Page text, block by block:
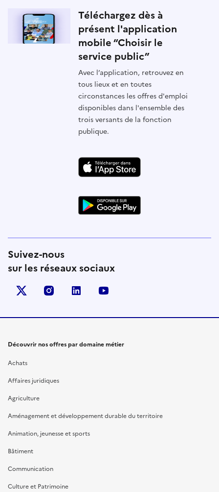
Téléchargez dès à
présent l'application
mobile “Choisir le
service public”
Avec l’application, retrouvez en
tous lieux et en toutes
circonstances les offres d'emploi
disponibles dans l'ensemble des
trois versants de la fonction
publique.
Suivez-nous
sur les réseaux sociaux
X (anciennement Twitter)
instagramlinkedin
Découvrir nos offres par domaine métier
Achats
Affaires juridiques
Agriculture
Aménagement et développement durable du territoire
Animation, jeunesse et sports
Bâtiment
Communication
Culture et Patrimoine